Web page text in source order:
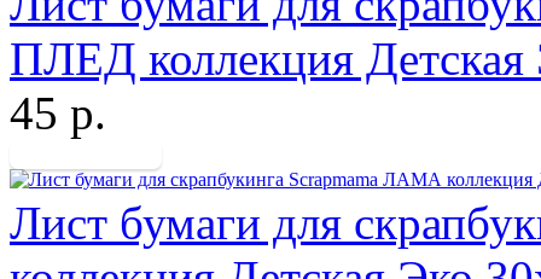
ПЛЕД коллекция
45 р.
Лист бумаги для